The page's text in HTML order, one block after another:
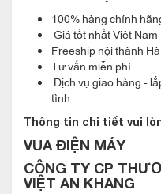
tăng khả năng hoạt
hoạt động của điều hòa
dùng lưu tâm.
Điều hòa Panasonic
Z18VKH-8 được trang bị
tâm cho người sử dụng.
100% hàng chính
Giá tốt nhất Việt Nam
Freeship nội thành
Tư vấn miễn phí
Dịch vụ giao hàng -
tình
Thông tin chi tiết vui
VUA ĐIỆN MÁY
CÔNG TY CP
VIỆT AN KHANG